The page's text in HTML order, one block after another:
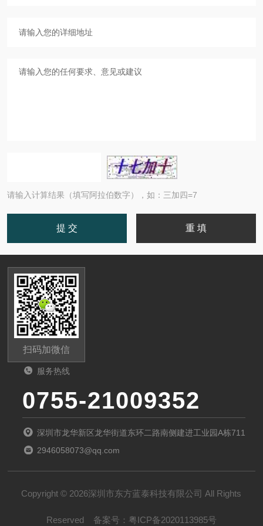
请输入计算结果（填写阿拉伯数字），如：三加四=7
扫码加微信
服务热线
0755-21009352
深圳市龙华新区龙华街道东环二路南侧建进工业园A栋711
2946058073@qq.com
Copyright © 2026深圳市东方蓝泰科技有限公司 All Rights
Reserved 备案号： 粤ICP备2020113985号